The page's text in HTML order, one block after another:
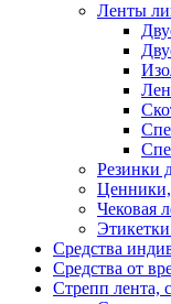
Ленты
Резинки
Ценники,
Чековая
Средства
Средства от
Стрепп лента,